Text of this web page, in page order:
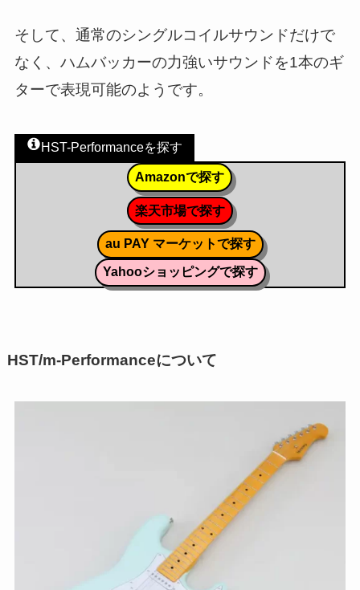
そして、通常のシングルコイルサウンドだけで
なく、ハムバッカーの力強いサウンドを1本のギ
ターで表現可能のようです。
HST-Performanceを探す
Amazonで探す
楽天市場で探す
au PAY マーケットで探す
Yahooショッピングで探す
HST/m-Performanceについて